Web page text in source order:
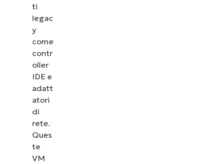
ti
legac
y
come
contr
oller
IDE e
adatt
atori
di
rete.
Ques
te
VM